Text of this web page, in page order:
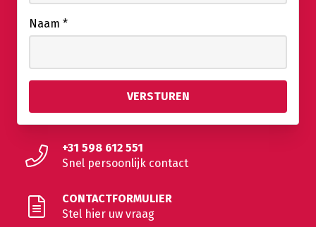
Naam *
+31 598 612 551
Snel persoonlijk contact
CONTACTFORMULIER
Stel hier uw vraag